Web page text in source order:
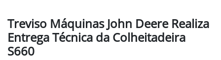
Treviso Máquinas John Deere Realiza
Entrega Técnica da Colheitadeira
S660